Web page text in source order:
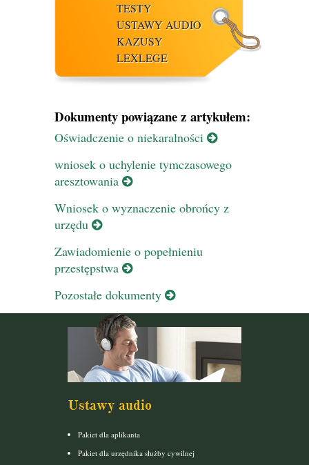
TESTY
USTAWY AUDIO
KAZUSY
LEXLEGE
Dokumenty powiązane z artykułem:
Oświadczenie o niekaralności
wniosek o uchylenie tymczasowego
aresztowania
Wniosek o wyznaczenie obrońcy z
urzędu
Zawiadomienie o popełnieniu
przestępstwa
Pozostałe dokumenty
Ustawy audio
Pakiet dla aplikanta
Pakiet dla urzędnika służby cywilnej